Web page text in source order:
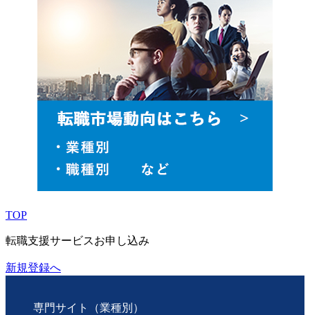
TOP
転職支援サービスお申し込み
新規登録へ
専門サイト（業種別）